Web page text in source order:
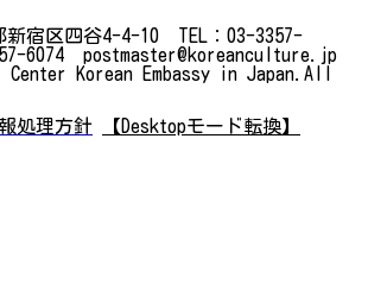
新宿区四谷4-4-10 TEL：03-3357-
6074 postmaster@koreanculture.jp
Korean Embassy in Japan.All
処理方針
【Desktopモード転換】